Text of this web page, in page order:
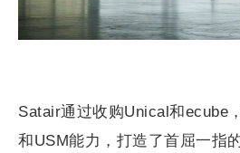
Satair通过收购Unical和ecube
和USM能力，打造了首屈一指